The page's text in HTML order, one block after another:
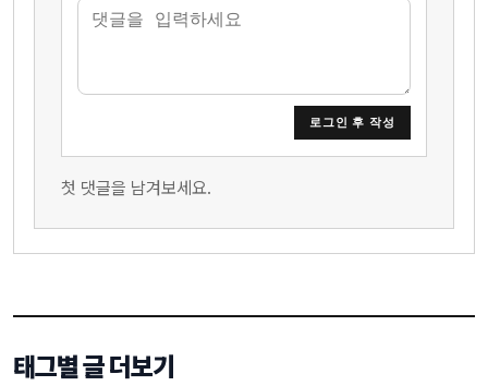
로그인 후 작성
첫 댓글을 남겨보세요.
태그별 글 더보기